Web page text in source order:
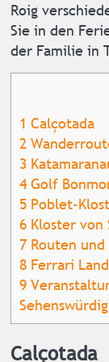
Roig
Sie in den
der Familie in
1 Calçotada
2
3
4Golf
5Poblet-
6Kloster von
7Routen und
8Ferrari Land
9
Calçotada